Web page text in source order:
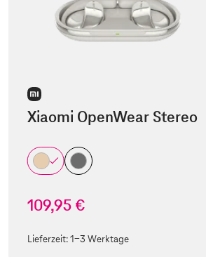
Xiaomi OpenWear Stereo
109,95 €
Lieferzeit:1-3 Werktage